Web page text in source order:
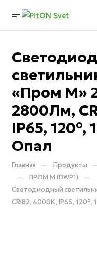
«Пром M»
2800Лм,
IP65, 120°,
Опал
Главная — Продукты
— ПРОМ M (DWP1) —
Светодиодный
CRI82, 4000К, IP65, 120°,